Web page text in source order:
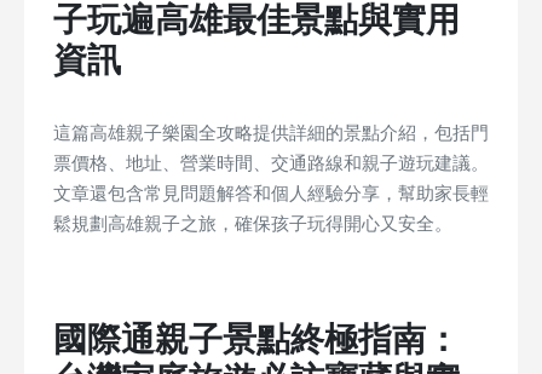
子玩遍高雄最佳景點與實用
資訊
這篇高雄親子樂園全攻略提供詳細的景點介紹，包括門
票價格、地址、營業時間、交通路線和親子遊玩建議。
文章還包含常見問題解答和個人經驗分享，幫助家長輕
鬆規劃高雄親子之旅，確保孩子玩得開心又安全。
國際通親子景點終極指南：